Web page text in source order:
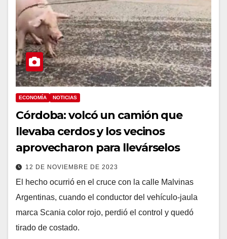
ECONOMÍA NOTICIAS
Córdoba: volcó un camión que
llevaba cerdos y los vecinos
aprovecharon para llevárselos
12 DE NOVIEMBRE DE 2023
El hecho ocurrió en el cruce con la calle Malvinas
Argentinas, cuando el conductor del vehículo-jaula
marca Scania color rojo, perdió el control y quedó
tirado de costado.